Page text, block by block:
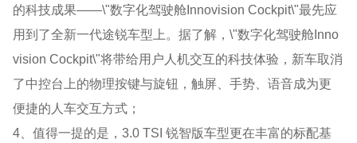
的科技成果——\"数字化驾驶舱Innovision Cockpit\"最先应
用到了全新一代途锐车型上。据了解，\"数字化驾驶舱Inno
vision Cockpit\"将带给用户人机交互的科技体验，新车取消
了中控台上的物理按键与旋钮，触屏、手势、语音成为更
便捷的人车交互方式；
4、值得一提的是，3.0 TSI 锐智版车型更在丰富的标配基